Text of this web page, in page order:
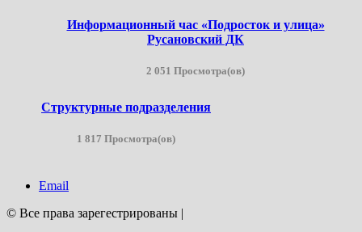
Информационный час «Подросток и улица»
Русановский ДК
2 051 Просмотра(ов)
Структурные подразделения
1 817 Просмотра(ов)
Email
© Все права зарегестрированы |